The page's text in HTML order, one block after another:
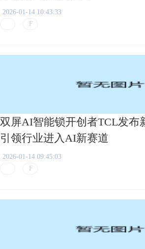
2026-01-14 10:43:33
双屏AI智能锁开创者TCL发布
引领行业进入AI新赛道
2026-01-14 09:45:03